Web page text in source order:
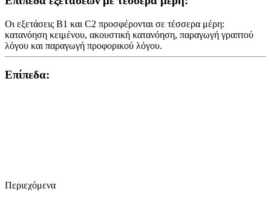
Οι εξετάσεις Β1 και C2 προσφέρονται σε τέσσερα μέρη:
κατανόηση κειμένου, ακουστική κατανόηση, παραγωγή γραπτού
λόγου και παραγωγή προφορικού λόγου.
Επίπεδα:
Περιεχόμενα